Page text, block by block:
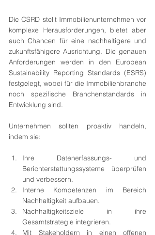
Die CSRD stellt Immobilienunternehmen vor
komplexe Herausforderungen, bietet aber
auch Chancen für eine nachhaltigere und
zukunftsfähigere Ausrichtung. Die genauen
Anforderungen werden in den European
Sustainability Reporting Standards (ESRS)
festgelegt, wobei für die Immobilienbranche
noch spezifische Branchenstandards in
Entwicklung sind.
Unternehmen sollten proaktiv handeln,
indem sie:
Ihre Datenerfassungs- und
Berichterstattungssysteme überprüfen
und verbessern.
Interne Kompetenzen im Bereich
Nachhaltigkeit aufbauen.
Nachhaltigkeitsziele in ihre
Gesamtstrategie integrieren.
Mit Stakeholdern in einen offenen